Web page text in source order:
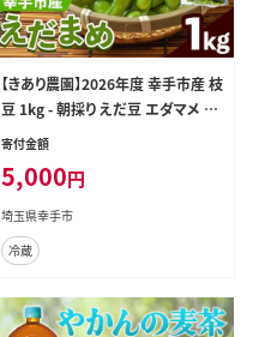
【きあり農園】2026年度 幸手市産 枝
豆 1kg - 朝採り えだ豆 エダマメ 産
地直送 野菜 ベジタブル 美味しい お
豆ご飯 おすすめ 送料無料 埼玉県 幸
手市
寄付金額
5,000円
埼玉県幸手市
冷蔵